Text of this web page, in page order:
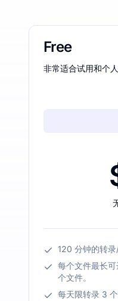
Free
非常适合试用和个人
120 分钟的转录
每个文件最长
个文件。
每天限转录 3